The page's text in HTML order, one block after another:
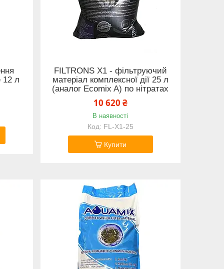
12 л
FILTRONS X1 - фільтруючий
матеріал комплексної дії 25 л
(аналог Ecomix A) по нітратах
10 620 ₴
В наявності
FL-X1-25
Купити